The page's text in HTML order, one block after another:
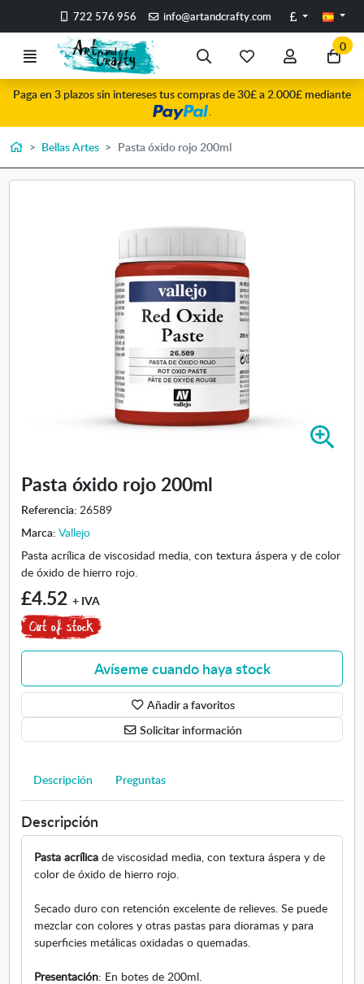
Ir al contenido principal de la página
722 576 956 info@artandcrafty.com Libras
Menú Búsqueda
artículos
favoritos
cuenta
Ir
a
mi
0
Paga en 3 plazos sin intereses tus compras de 30£ a 2.000£ mediante
InicioBellas Artes Pasta óxido rojo 200ml
i
-
a
a
Pasta óxido rojo 200ml
Referencia:26589
Marca:Vallejo
Pasta acrílica de viscosidad media, con textura áspera y de color
de óxido de hierro rojo.
£4.52 + IVA
Avíseme cuando haya stock
Añadir a favoritos
Solicitar información
Descripción Preguntas
Descripción
Pasta acrílica de viscosidad media, con textura áspera y de
color de óxido de hierro rojo.
Secado duro con retención excelente de relieves. Se puede
mezclar con colores y otras pastas para dioramas y para
superficies metálicas oxidadas o quemadas.
Presentación: En botes de 200ml.